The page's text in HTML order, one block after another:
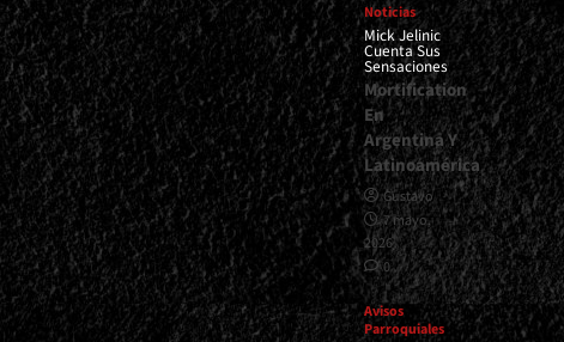
Noticias
Mick Jelinic
Cuenta Sus
Sensaciones
Mortification
En
Argentina Y
Latinoamérica
Gustavo
7 mayo,
2026
0
Avisos
Parroquiales